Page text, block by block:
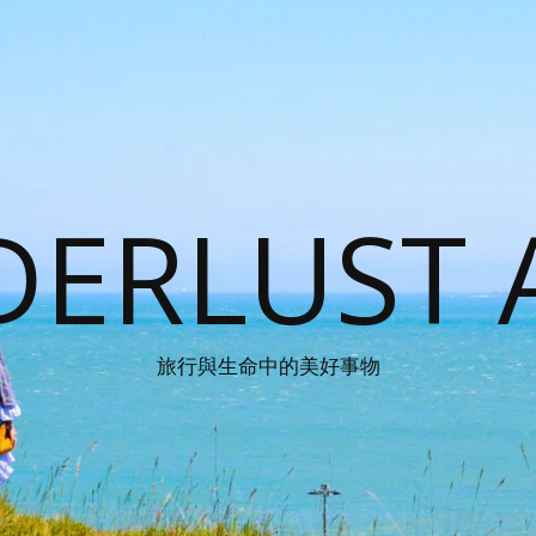
旅行與生命中的美好事物